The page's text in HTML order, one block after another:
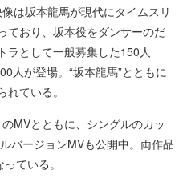
は坂本龍馬が現代にタイムスリ
ており、坂本役をダンサーのだ
ラとして一般募集した150人
人が登場。“坂本龍馬”とともに
ている。
MVとともに、シングルのカッ
バージョンMVも公開中。両作品
ている。